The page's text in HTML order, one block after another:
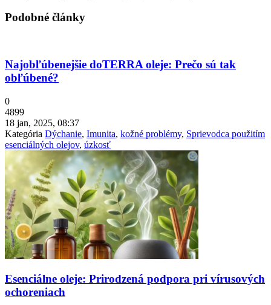
Podobné články
Najobľúbenejšie doTERRA oleje: Prečo sú tak
obľúbené?
0
4899
18 jan, 2025, 08:37
Kategória Dýchanie, Imunita, kožné problémy, Sprievodca použitím
esenciálných olejov, úzkosť
Esenciálne oleje: Prirodzená podpora pri vírusových
ochoreniach